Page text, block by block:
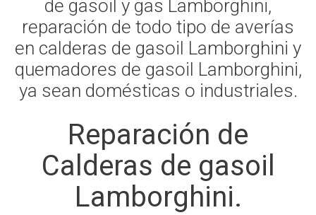
de gasoil y gas Lamborghini,
reparación de todo tipo de averías
en calderas de gasoil Lamborghini y
quemadores de gasoil Lamborghini,
ya sean domésticas o industriales.
Reparación de
Calderas de gasoil
Lamborghini.